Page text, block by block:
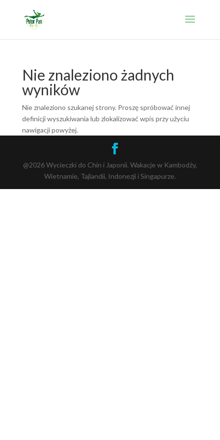
Nie znaleziono żadnych
wyników
Nie znaleziono szukanej strony. Proszę spróbować innej
definicji wyszukiwania lub zlokalizować wpis przy użyciu
nawigacji powyżej.
@2026 Wycieczki do Chin i Japonii. Wakacje w Kambodży,
Wietnamie, Tajlandii, Indonezji i Singapurze.